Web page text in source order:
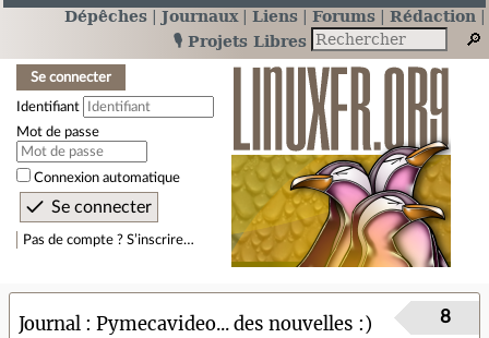
Dépêches Journaux Liens Forums
Rédaction
🎙️ Projets Libres
Se connecter
Identifiant
Mot de passe
Connexion automatique
Pas de compte ? S’inscrire…
Journal Pymecavideo... des nouvelles :) 8